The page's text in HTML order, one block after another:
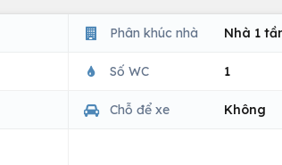
Phân khúc nhà Nhà 1
Số WC 1
Chỗ để xe Không